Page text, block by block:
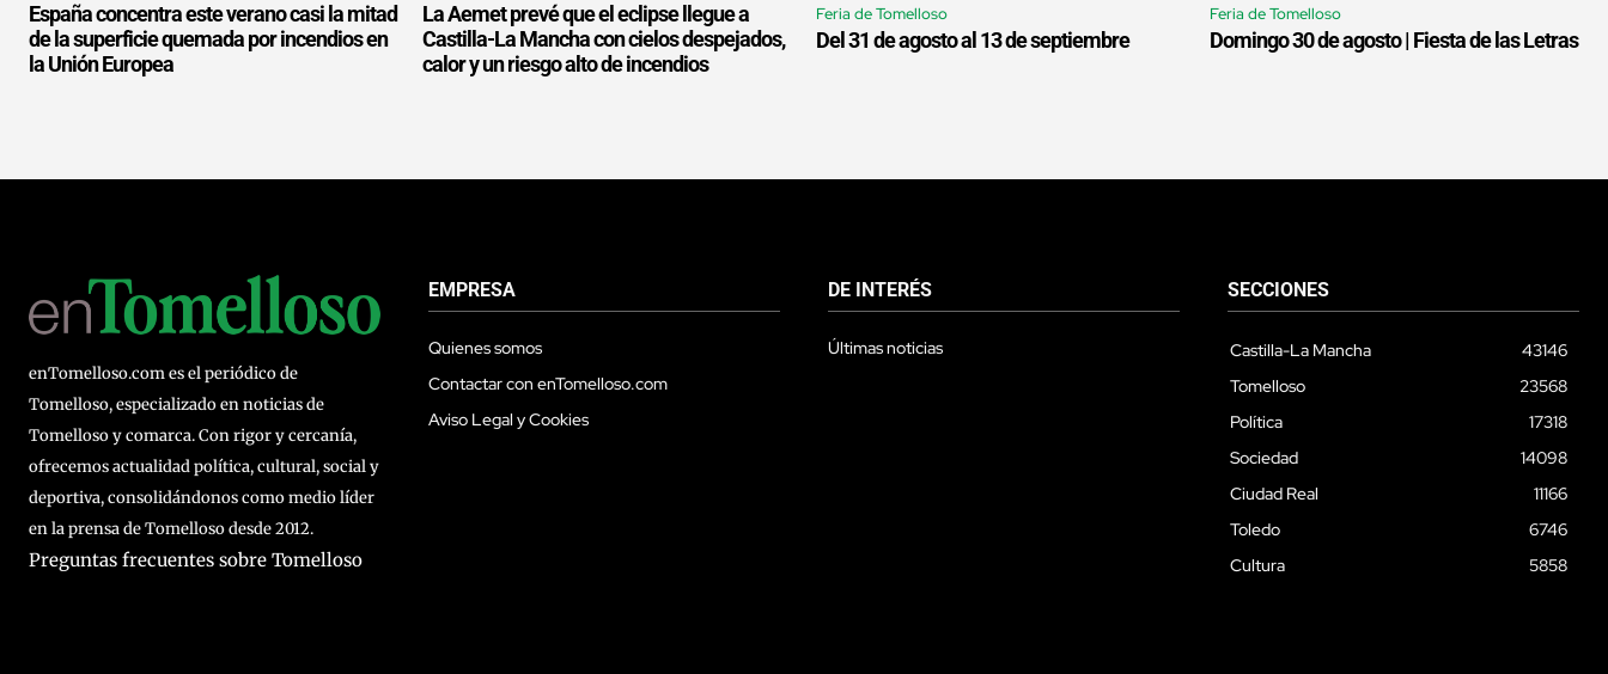
España concentra este verano casi la mitad
de la superficie quemada por incendios en
la Unión Europea
La Aemet prevé que el eclipse llegue a
Castilla-La Mancha con cielos despejados,
calor y un riesgo alto de incendios
Feria de Tomelloso
Del 31 de agosto al 13 de septiembre
Feria de Tomelloso
Domingo 30 de agosto | Fiesta de las Letras
enTomelloso.com es el periódico de
Tomelloso, especializado en noticias de
Tomelloso y comarca. Con rigor y cercanía,
ofrecemos actualidad política, cultural, social y
deportiva, consolidándonos como medio líder
en la prensa de Tomelloso desde 2012.
Preguntas frecuentes sobre Tomelloso
EMPRESA
Quienes somos
Contactar con enTomelloso.com
Aviso Legal y Cookies
DE INTERÉS
Últimas noticias
SECCIONES
Castilla-La Mancha
43146
Tomelloso
23568
Política
17318
Sociedad
14098
Ciudad Real
11166
Toledo
6746
Cultura
5858